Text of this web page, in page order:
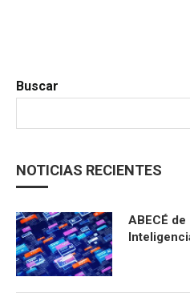
Buscar
NOTICIAS RECIENTES
ABECÉ